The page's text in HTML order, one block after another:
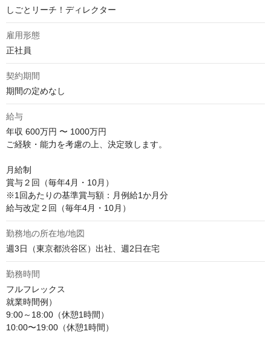
しごとリーチ！ディレクター
雇用形態
正社員
契約期間
期間の定めなし
給与
年収 600万円 〜 1000万円
ご経験・能力を考慮の上、決定致します。
月給制
賞与２回（毎年4月・10月）
※1回あたりの基準賞与額：月例給1か月分
給与改定２回（毎年4月・10月）
勤務地の所在地/地図
週3日（東京都渋谷区）出社、週2日在宅
勤務時間
フルフレックス
就業時間例）
9:00～18:00（休憩1時間）
10:00〜19:00（休憩1時間）